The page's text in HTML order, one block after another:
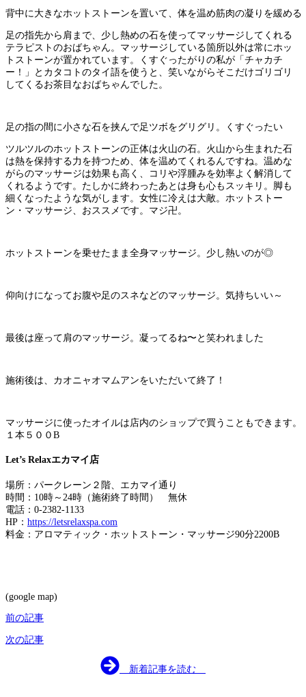
背中に大きなホットストーンを置いて、体を温め筋肉の凝りを緩める
足の指先から肩まで、少し熱めの石を使ってマッサージしてくれる
テラピストのおばちゃん。マッサージしている箇所以外は常にホッ
トストーンが置かれています。くすぐったがりの私が「チャカチ
ー！」とカタコトのタイ語を使うと、笑いながらそこだけゴリゴリ
してくるお茶目なおばちゃんでした。
足の指の間に小さな石を挟んで足ツボをグリグリ。くすぐったい
ツルツルのホットストーンの正体は火山の石。火山から生まれた石
は熱を保持する力を持つため、体を温めてくれるんですね。温めな
がらのマッサージは効果も高く、コリや浮腫みを効率よく解消して
くれるようです。たしかに終わったあとは身も心もスッキリ。脚も
細くなったような気がします。女性に冷えは大敵。ホットストー
ン・マッサージ、おススメです。マジ卍。
ホットストーンを乗せたまま全身マッサージ。少し熱いのが◎
仰向けになってお腹や足のスネなどのマッサージ。気持ちいい～
最後は座って肩のマッサージ。凝ってるね〜と笑われました
施術後は、カオニャオマムアンをいただいて終了！
マッサージに使ったオイルは店内のショップで買うこともできます。
１本５００B
Let’s Relaxエカマイ店
場所：パークレーン２階、エカマイ通り
時間：10時～24時（施術終了時間） 無休
電話：0-2382-1133
HP： https://letsrelaxspa.com
料金：アロマティック・ホットストーン・マッサージ90分2200B
(google map)
前の記事
次の記事
新着記事を読む